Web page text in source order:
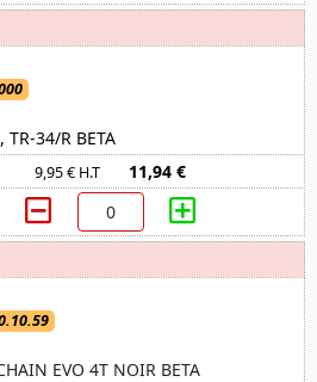
TR-34/R BETA
9,95 € H.T 11,94 €
EVO 4T NOIR BETA